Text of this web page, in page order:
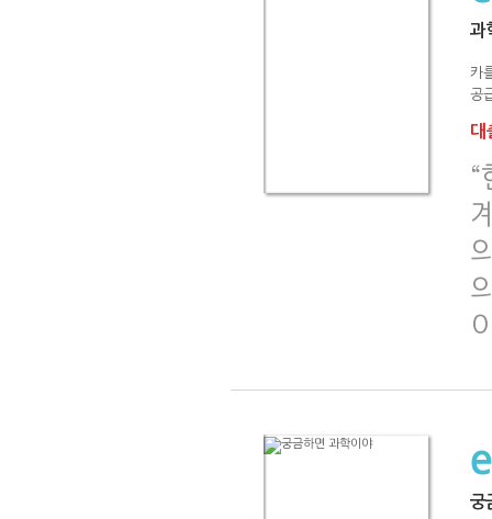
과
카
공
대
궁